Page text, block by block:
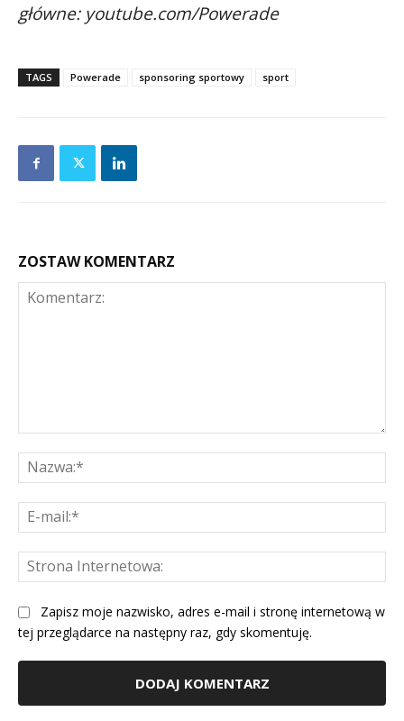
główne: youtube.com/Powerade
TAGS Powerade sponsoring sportowy sport
ZOSTAW KOMENTARZ
Zapisz moje nazwisko, adres e-mail i stronę internetową w
tej przeglądarce na następny raz, gdy skomentuję.